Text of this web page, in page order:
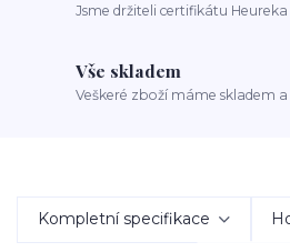
Jsme držiteli certifikátu
Vše skladem
Veškeré zboží máme skladem
Kompletní specifikace